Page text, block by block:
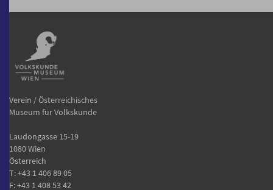
Verein / Österreichisches
Museum für Volkskunde
Laudongasse 15-19
1080 Wien
Österreich
T:+43 1 406 89 05
F: +43 1 408 53 42